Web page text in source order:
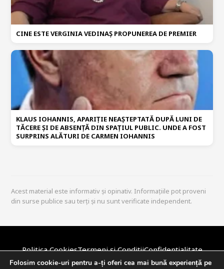
CINE ESTE VERGINIA VEDINAȘ PROPUNEREA DE PREMIER
KLAUS IOHANNIS, APARIȚIE NEAȘTEPTATĂ DUPĂ LUNI DE
TĂCERE ȘI DE ABSENȚĂ DIN SPAȚIUL PUBLIC. UNDE A FOST
SURPRINS ALĂTURI DE CARMEN IOHANNIS
Acest material este informativ și opinativ. Informațiile pot proveni
din surse publice sau terți și nu sunt verificate independent.
Politica CookiesTermeni și CondițiiConfidențialitate
DisclaimerPolitica EditorialăDMCA / CopyrightDespre Noi
Folosim cookie-uri pentru a-ți oferi cea mai bună experiență pe